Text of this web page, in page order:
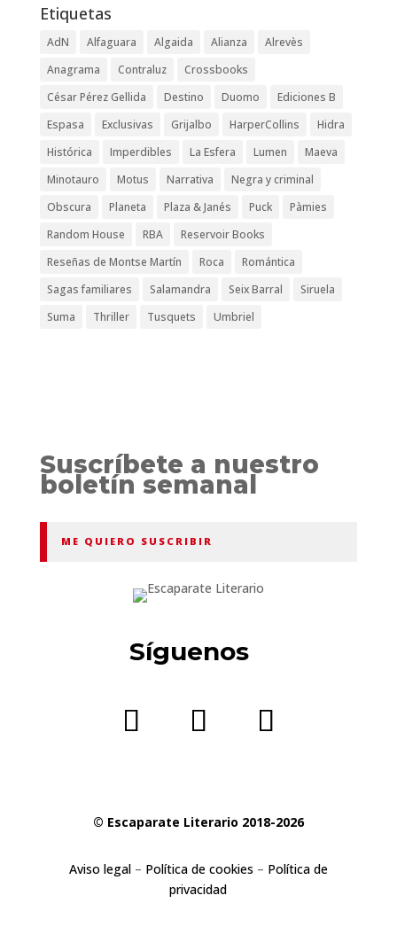
Etiquetas
AdN Alfaguara Algaida Alianza
Alrevès
Anagrama
Contraluz
Crossbooks
César Pérez Gellida
Destino Duomo
Ediciones B
Espasa
Exclusivas Grijalbo HarperCollins
Hidra
Histórica
Imperdibles La Esfera Lumen
Maeva
Minotauro
Motus Narrativa
Negra y criminal
Obscura
Planeta Plaza & Janés Puck
Pàmies
Random House
RBA
Reservoir Books
Reseñas de Montse Martín
Roca
Romántica
Sagas familiares
Salamandra Seix Barral
Siruela
Suma
Thriller Tusquets Umbriel
Suscríbete a nuestro
boletín semanal
ME QUIERO SUSCRIBIR
Síguenos
© Escaparate Literario 2018-2026
Aviso legal– Política de cookies – Política de
privacidad